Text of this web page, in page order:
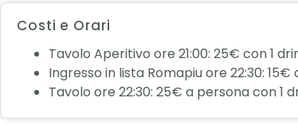
Costi e Orari
Tavolo Aperitivo ore 21:00: 25€ con 1
Ingresso in lista Romapiu ore 22:30: 15€
Tavolo ore 22:30: 25€ a persona con 1